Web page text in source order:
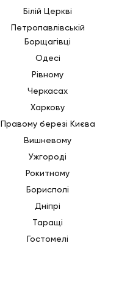
Білій Церкві
Петропавлівській
Борщагівці
Одесі
Рівному
Черкасах
Харкову
Правому березі Києва
Вишневому
Ужгороді
Рокитному
Борисполі
Дніпрі
Таращі
Гостомелі